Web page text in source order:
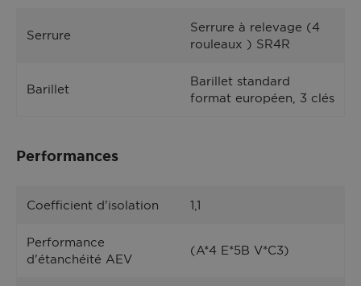
Serrure
Serrure à relevage (4
rouleaux ) SR4R
Barillet
Barillet standard
format européen, 3 clés
Performances
Coefficient d'isolation 1,1
Performance
d'étanchéité AEV
(A*4 E*5B V*C3)